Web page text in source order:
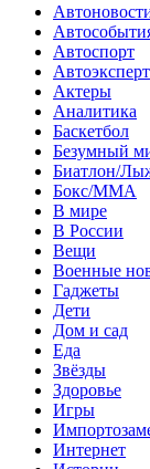
Автоспорт
Автоэксперт
Актеры
Аналитика
Баскетбол
Безумный
Биатлон/
Бокс/MMA
В мире
В России
Вещи
Военные
Гаджеты
Дети
Дом и сад
Еда
Звёзды
Здоровье
Игры
Интернет